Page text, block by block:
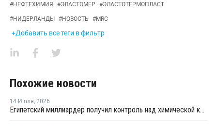
#НЕФТЕХИМИЯ #ЭЛАСТОМЕР #ЭЛАСТОТЕРМОПЛАСТ
#НИДЕРЛАНДЫ #НОВОСТЬ #MRC
+Добавить все теги в фильтр
Похожие новости
14 Июля, 2026
Египетский миллиардер получил контроль над химической компанией OCI Global